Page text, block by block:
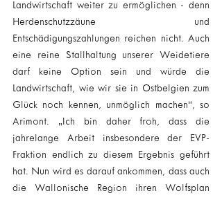
Landwirtschaft weiter zu ermöglichen - denn
Herdenschutzzäune und
Entschädigungszahlungen reichen nicht. Auch
eine reine Stallhaltung unserer Weidetiere
darf keine Option sein und würde die
Landwirtschaft, wie wir sie in Ostbelgien zum
Glück noch kennen, unmöglich machen“, so
Arimont. „Ich bin daher froh, dass die
jahrelange Arbeit insbesondere der EVP-
Fraktion endlich zu diesem Ergebnis geführt
hat. Nun wird es darauf ankommen, dass auch
die Wallonische Region ihren Wolfsplan